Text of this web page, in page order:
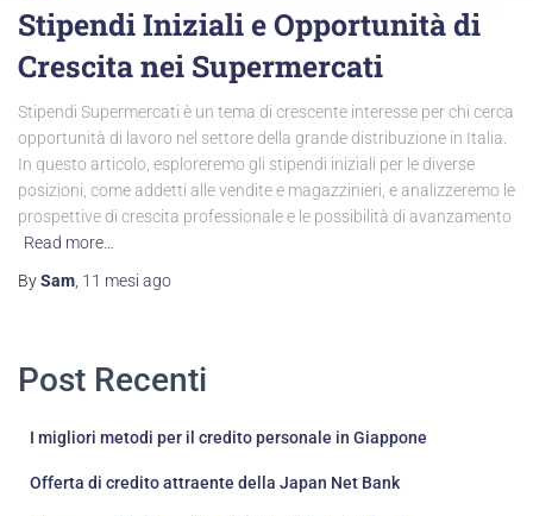
Stipendi Iniziali e Opportunità di
Crescita nei Supermercati
Stipendi Supermercati è un tema di crescente interesse per chi cerca
opportunità di lavoro nel settore della grande distribuzione in Italia.
In questo articolo, esploreremo gli stipendi iniziali per le diverse
posizioni, come addetti alle vendite e magazzinieri, e analizzeremo le
prospettive di crescita professionale e le possibilità di avanzamento
Read more…
BySam 11 mesi ago
Post Recenti
I migliori metodi per il credito personale in Giappone
Offerta di credito attraente della Japan Net Bank